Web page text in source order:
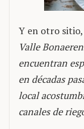
Y en otro
Valle
encuentran
en décadas
local
canales de